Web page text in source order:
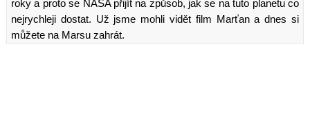
roky a proto se NASA přijít na způsob, jak se na tuto planetu co
nejrychleji dostat. Už jsme mohli vidět film Marťan a dnes si
můžete na Marsu zahrát.